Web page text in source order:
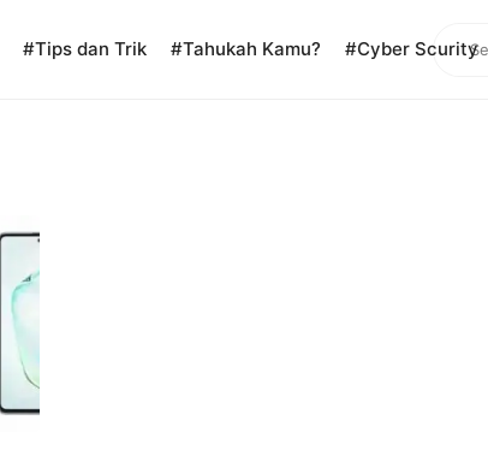
Search
#Tips dan Trik #Tahukah Kamu? #Cyber Scurity